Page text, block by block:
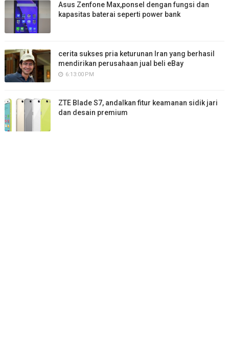
Asus Zenfone Max,ponsel dengan fungsi dan
kapasitas baterai seperti power bank
cerita sukses pria keturunan Iran yang berhasil
mendirikan perusahaan jual beli eBay
6:13:00 PM
ZTE Blade S7, andalkan fitur keamanan sidik jari
dan desain premium